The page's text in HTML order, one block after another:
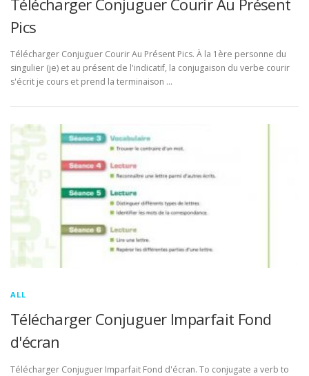
Télécharger Conjuguer Courir Au Présent
Pics
Télécharger Conjuguer Courir Au Présent Pics. À la 1ère personne du
singulier (je) et au présent de l'indicatif, la conjugaison du verbe courir
s'écrit je cours et prend la terminaison …
ALL
Télécharger Conjuguer Imparfait Fond
d'écran
Télécharger Conjuguer Imparfait Fond d'écran. To conjugate a verb to